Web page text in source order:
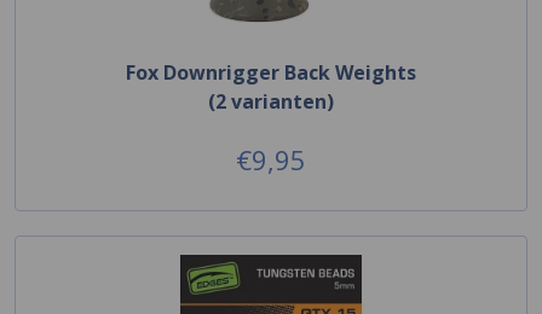
Fox Downrigger Back Weights
(2 varianten)
€9,95